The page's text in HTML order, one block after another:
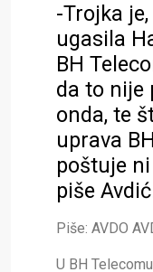
-Trojka
ugasila
BH
da to nije
onda, te
uprava
poštuje
piše
Piše: AVDO
U BH